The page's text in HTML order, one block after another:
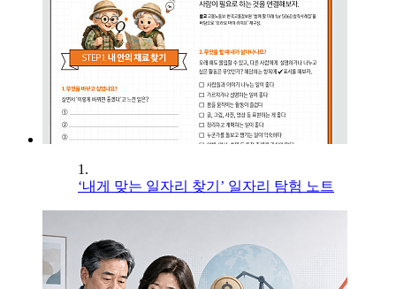
1.
‘내게 맞는 일자리 찾기’ 일자리 탐험 노트